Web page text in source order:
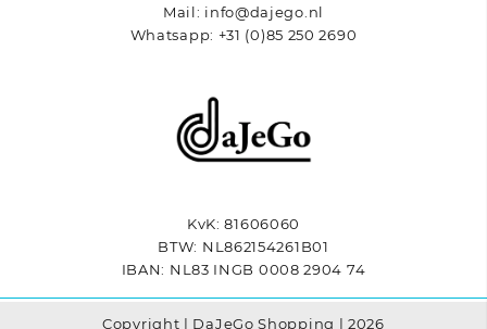
Mail: info@dajego.nl
Whatsapp: +31 (0)85 250 2690
KvK: 81606060
BTW: NL862154261B01
IBAN: NL83 INGB 0008 2904 74
Copyright | DaJeGo Shopping | 2026